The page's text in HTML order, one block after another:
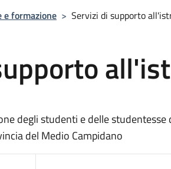
e formazione > Servizi di supporto
degli studenti e delle
del Medio Campidano